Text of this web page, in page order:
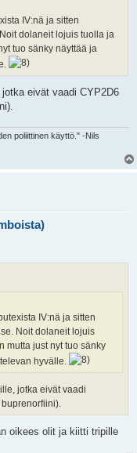
IV:nä ja sitten
dolaneit lojuis tuolla ja
tuo sänky näyttää ja
eivät vaadi CYP2D6
poliittinen käyttö." -Nils
IV:nä ja sitten
Noit dolaneit lojuis
mutta just nyt tuo sänky
hyvälle.
jotka eivät vaadi
oikees olit ja kiitti tripille